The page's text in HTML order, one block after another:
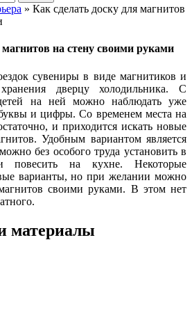
» Как сделать доску для магнитов
на стену своими руками
сувениры в виде магнитиков и
дверцу холодильника. С
на ней можно наблюдать уже
и цифры. Со временем места на
и приходится искать новые
Удобным вариантом является
без особого труда установить в
повесить на кухне. Некоторые
варианты, но при желании можно
своими руками. В этом нет
материалы